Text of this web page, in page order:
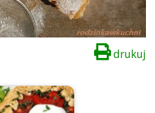
drukuj